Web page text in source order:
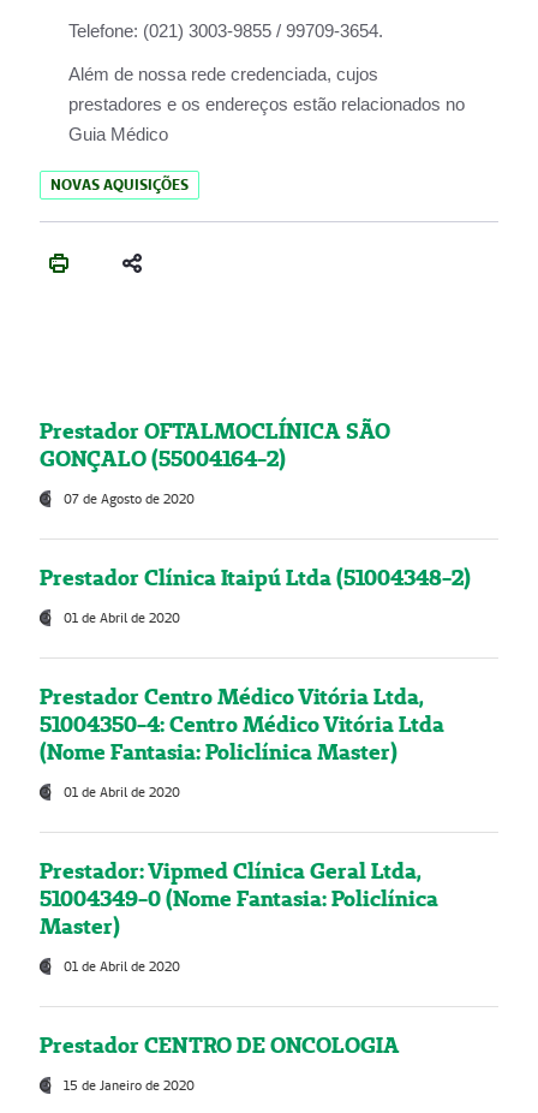
Telefone: (021) 3003-9855 / 99709-3654.
Além de nossa rede credenciada, cujos
prestadores e os endereços estão relacionados no
Guia Médico
NOVAS AQUISIÇÕES
Prestador OFTALMOCLÍNICA SÃO
GONÇALO (55004164-2)
07 de Agosto de 2020
Prestador Clínica Itaipú Ltda (51004348-2)
01 de Abril de 2020
Prestador Centro Médico Vitória Ltda,
51004350-4: Centro Médico Vitória Ltda
(Nome Fantasia: Policlínica Master)
01 de Abril de 2020
Prestador: Vipmed Clínica Geral Ltda,
51004349-0 (Nome Fantasia: Policlínica
Master)
01 de Abril de 2020
Prestador CENTRO DE ONCOLOGIA
15 de Janeiro de 2020